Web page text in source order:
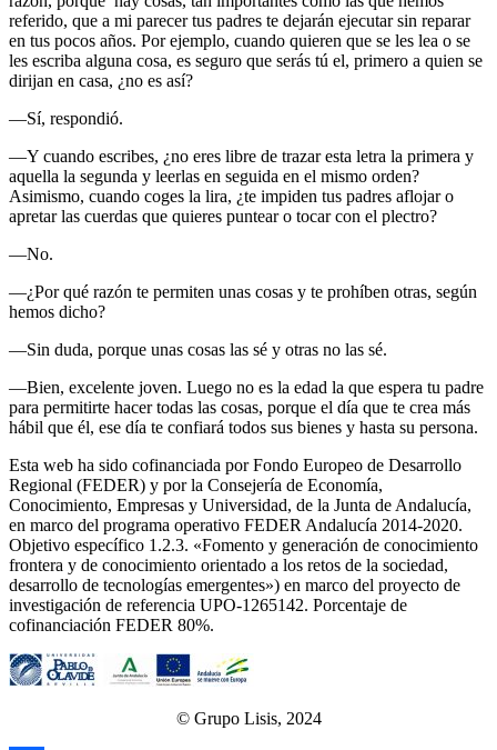
referido, que a mi parecer tus padres te dejarán ejecutar sin reparar
en tus pocos años. Por ejemplo, cuando quieren que se les lea o se
les escriba alguna cosa, es seguro que serás tú el, primero a quien se
dirijan en casa, ¿no es así?
—Sí, respondió.
—Y cuando escribes, ¿no eres libre de trazar esta letra la primera y
aquella la segunda y leerlas en seguida en el mismo orden?
Asimismo, cuando coges la lira, ¿te impiden tus padres aflojar o
apretar las cuerdas que quieres puntear o tocar con el plectro?
—No.
—¿Por qué razón te permiten unas cosas y te prohíben otras, según
hemos dicho?
—Sin duda, porque unas cosas las sé y otras no las sé.
—Bien, excelente joven. Luego no es la edad la que espera tu padre
para permitirte hacer todas las cosas, porque el día que te crea más
hábil que él, ese día te confiará todos sus bienes y hasta su persona.
Esta web ha sido cofinanciada por Fondo Europeo de Desarrollo
Regional (FEDER) y por la Consejería de Economía,
Conocimiento, Empresas y Universidad, de la Junta de Andalucía,
en marco del programa operativo FEDER Andalucía 2014-2020.
Objetivo específico 1.2.3. «Fomento y generación de conocimiento
frontera y de conocimiento orientado a los retos de la sociedad,
desarrollo de tecnologías emergentes») en marco del proyecto de
investigación de referencia UPO‐1265142. Porcentaje de
cofinanciación FEDER 80%.
© Grupo Lisis, 2024